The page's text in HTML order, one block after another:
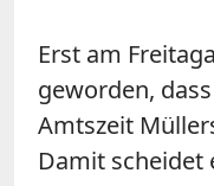
Erst am
geworden,
Amtszeit
Damit scheidet